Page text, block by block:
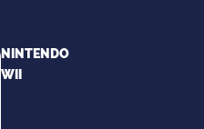
NINTENDO
WII